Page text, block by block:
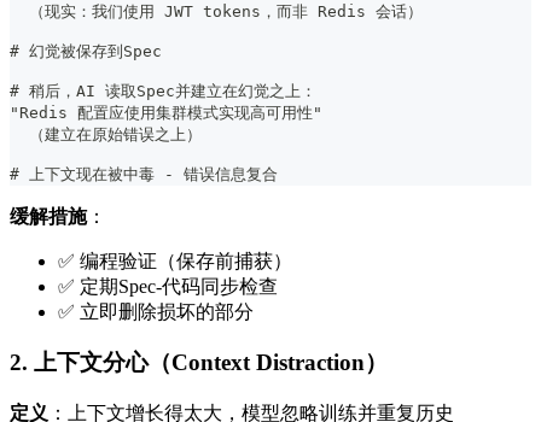
  （现实：我们使用 JWT tokens，而非 Redis 会话）
# 幻觉被保存到Spec
# 稍后，AI 读取Spec并建立在幻觉之上：
"Redis 配置应使用集群模式实现高可用性"
  （建立在原始错误之上）
# 上下文现在被中毒 - 错误信息复合
缓解措施：
✅ 编程验证（保存前捕获）
✅ 定期Spec-代码同步检查
✅ 立即删除损坏的部分
2. 上下文分心（Context Distraction）
定义 ：上下文增长得太大，模型忽略训练并重复历史